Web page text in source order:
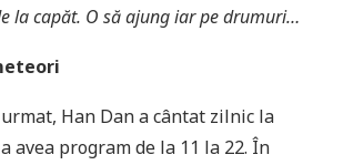
la capăt. O să ajung iar pe drumuri…
Han Dan a cântat zilnic la
avea program de la 11 la 22. În